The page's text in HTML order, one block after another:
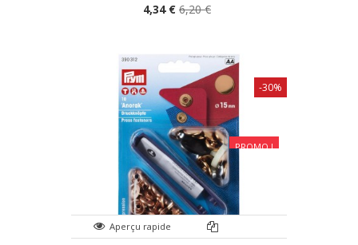
4,34 € 6,20 €
PROMO !
Aperçu rapide
-30%